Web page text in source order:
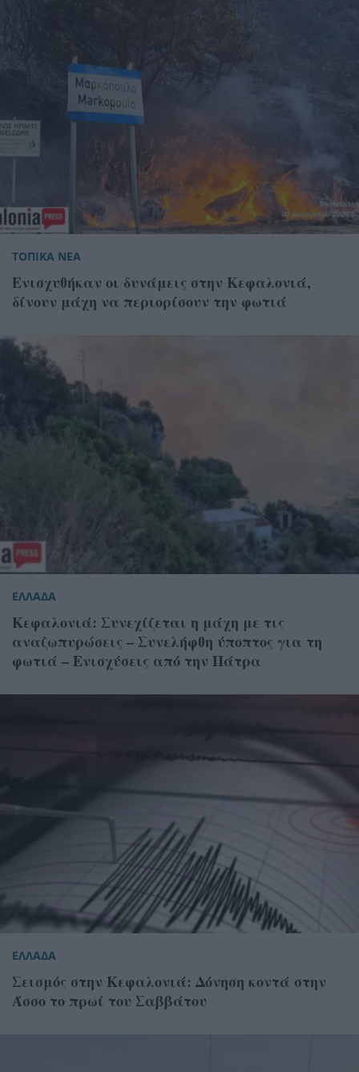
ΤΟΠΙΚΑ ΝΕΑ
Ενισχυθήκαν οι δυνάμεις στην Κεφαλονιά,
δίνουν μάχη να περιορίσουν την φωτιά
ΕΛΛΑΔΑ
Κεφαλονιά: Συνεχίζεται η μάχη με τις
αναζωπυρώσεις – Συνελήφθη ύποπτος για τη
φωτιά – Ενισχύσεις από την Πάτρα
ΕΛΛΑΔΑ
Σεισμός στην Κεφαλονιά: Δόνηση κοντά στην
Άσσο το πρωί του Σαββάτου